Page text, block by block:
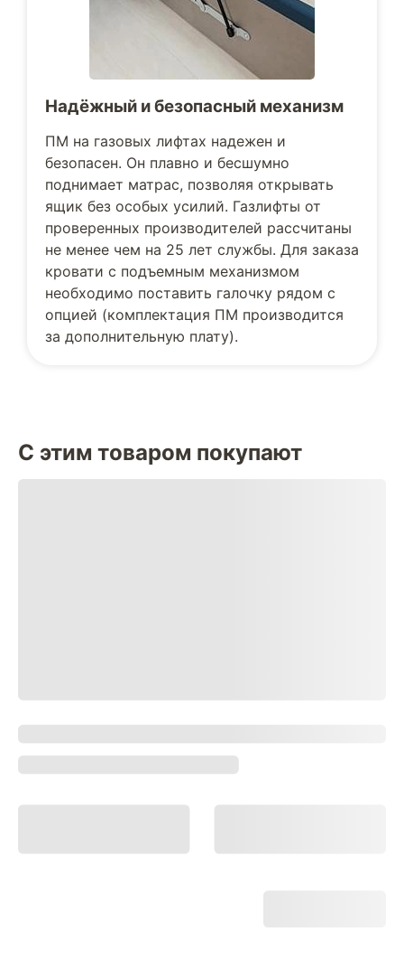
Надёжный и безопасный механизм
ПМ на газовых лифтах надежен и
безопасен. Он плавно и бесшумно
поднимает матрас, позволяя открывать
ящик без особых усилий. Газлифты от
проверенных производителей рассчитаны
не менее чем на 25 лет службы. Для заказа
кровати с подъемным механизмом
необходимо поставить галочку рядом с
опцией (комплектация ПМ производится
за дополнительную плату).
С этим товаром покупают